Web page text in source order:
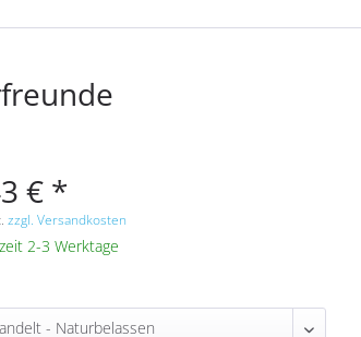
€ *
zzgl. Versandkosten
2-3 Werktage